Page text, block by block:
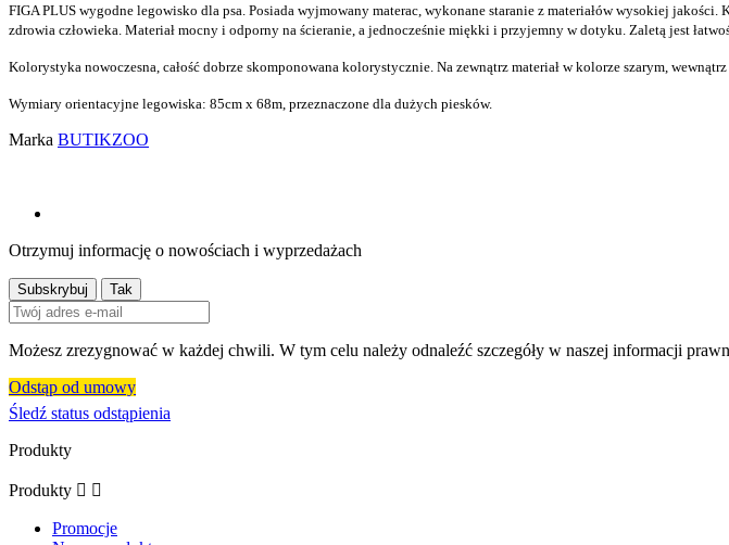
FIGA PLUS wygodne legowisko dla psa. Posiada wyjmowany materac, wykonane staranie z materiałów wysokiej
zdrowia człowieka. Materiał mocny i odporny na ścieranie, a jednocześnie miękki i przyjemny w dotyku. Zaletą jest
Kolorystyka nowoczesna, całość dobrze skomponowana kolorystycznie. Na zewnątrz materiał w kolorze szarym,
Wymiary orientacyjne legowiska: 85cm x 68m, przeznaczone dla dużych piesków.
Marka BUTIKZOO
Otrzymuj informację o nowościach i wyprzedażach
Możesz zrezygnować w każdej chwili. W tym celu należy odnaleźć szczegóły w naszej informacji
Odstąp od umowy
Śledź status odstąpienia
Produkty
Produkty  
Promocje